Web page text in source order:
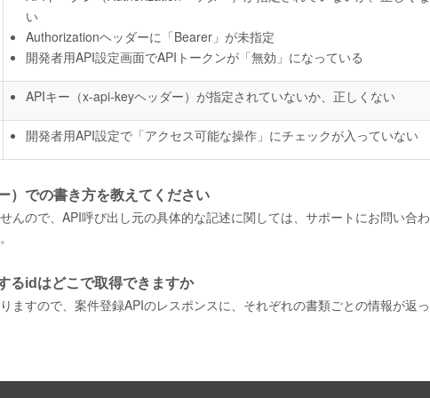
い
Authorizationヘッダーに「Bearer」が未指定
開発者用API設定画面でAPIトークンが「無効」になっている
APIキー（x-api-keyヘッダー）が指定されていないか、正しくない
開発者用API設定で「アクセス可能な操作」にチェックが入っていない
）での書き方を教えてください
んので、API呼び出し元の具体的な記述に関しては、サポートにお問い合わ
るidはどこで取得できますか
ますので、案件登録APIのレスポンスに、それぞれの書類ごとの情報が返っ